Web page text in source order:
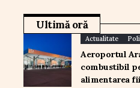
Ultimă oră
Actualitate
Aeroportul
combustibil
alimentarea